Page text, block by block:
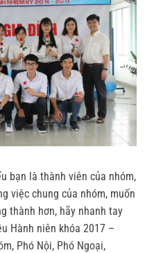
bạn là thành viên của nhóm,
việc chung của nhóm, muốn
thành hơn, hãy nhanh tay
Hành niên khóa 2017 –
Phó Nội, Phó Ngoại,